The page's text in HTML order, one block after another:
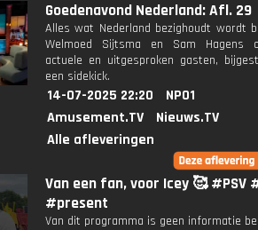
Goedenavond Nederland: Afl. 29
Alles wat Nederland bezighoudt wordt
Welmoed Sijtsma en Sam Hagens
actuele en uitgesproken gasten,
een sidekick.
14-07-2025 22:20
NPO1
Amusement.TV
Nieuws.TV
Alle afleveringen
Van een fan, voor Icey 🥰 #PSV
#present
Van dit programma is geen informatie